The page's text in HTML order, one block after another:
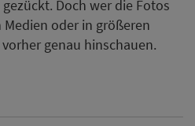
Doch wer die Fotos
oder in größeren
genau hinschauen.